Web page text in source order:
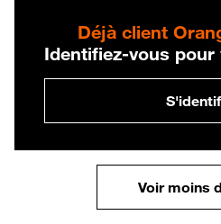
Déjà client
Identifiez-vous
Voir moins